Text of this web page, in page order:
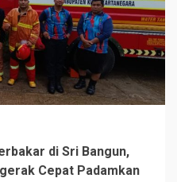
di Sri Bangun,
Cepat Padamkan